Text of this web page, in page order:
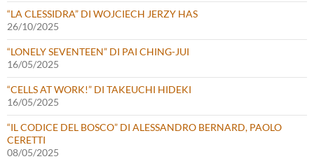
“LA CLESSIDRA” DI WOJCIECH JERZY HAS
26/10/2025
“LONELY SEVENTEEN” DI PAI CHING-JUI
16/05/2025
“CELLS AT WORK!” DI TAKEUCHI HIDEKI
16/05/2025
“IL CODICE DEL BOSCO” DI ALESSANDRO BERNARD, PAOLO
CERETTI
08/05/2025